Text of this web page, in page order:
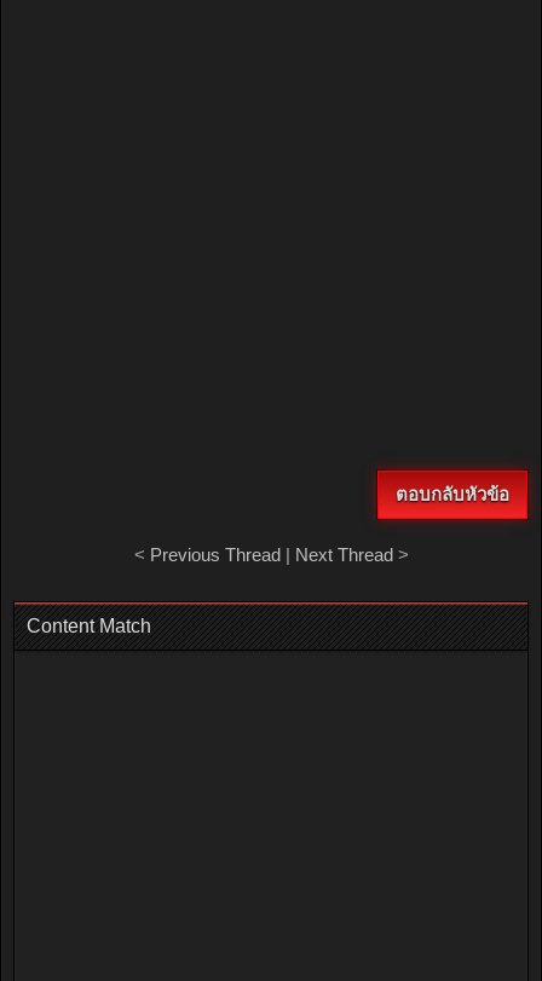
ตอบกลับหัวข้อ
< Previous Thread| Next Thread>
Content Match